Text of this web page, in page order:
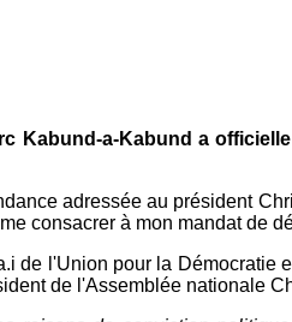
Kabund-a-Kabund a
adressée au président
consacrer à mon mandat de
de l'Union pour la
de l'Assemblée nationale